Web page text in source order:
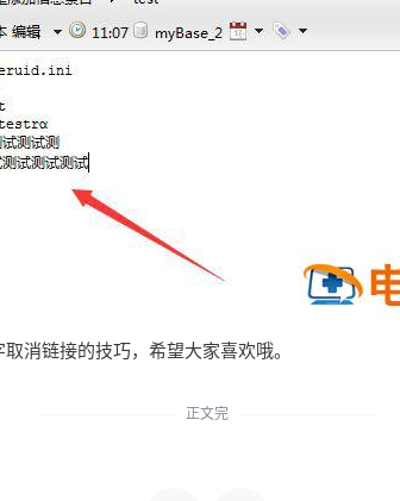
消链接的技巧，希望大家喜欢哦。
正文完